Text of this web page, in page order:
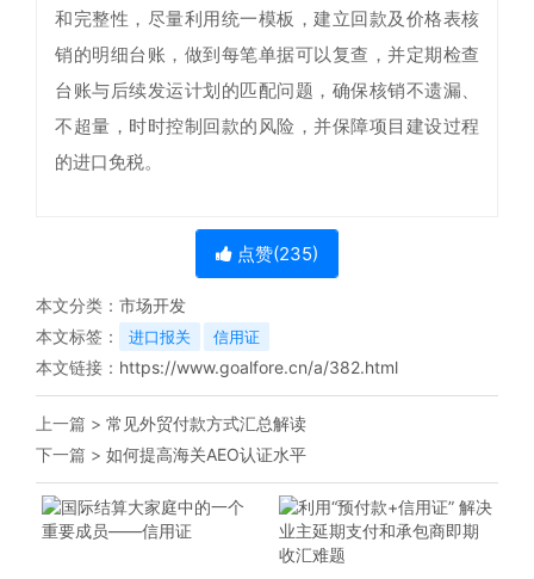
和完整性，尽量利用统一模板，建立回款及价格表核
销的明细台账，做到每笔单据可以复查，并定期检查
台账与后续发运计划的匹配问题，确保核销不遗漏、
不超量，时时控制回款的风险，并保障项目建设过程
的进口免税。
点赞(235)
本文分类： 市场开发
本文标签：
进口报关 信用证
本文链接： https://www.goalfore.cn/a/382.html
上一篇 > 常见外贸付款方式汇总解读
下一篇 > 如何提高海关AEO认证水平